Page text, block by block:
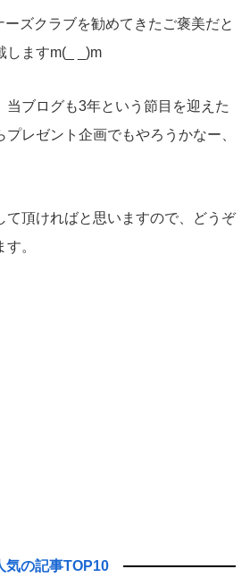
ズクラブを勧めてきたご褒美だと
しますm(_ _)m
当ブログも3年という節目を迎えた
レゼント企画でもやろうかなー、
て頂ければと思いますので、どうぞ
。
気の記事TOP10